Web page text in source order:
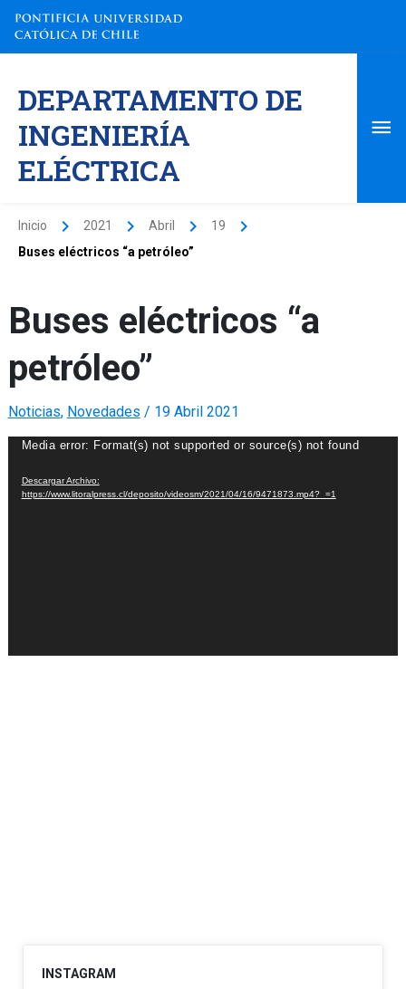
contenido
DEPARTAMENTO DE
INGENIERÍA
ELÉCTRICA
Inicio 2021 Abril
19
Buses eléctricos “a petróleo”
Buses eléctricos “a
petróleo”
Noticias, Novedades / 19 Abril 2021
Reproductor
Video
Media error: Format(s) not supported or source(s) not found
Descargar Archivo:
https://www.litoralpress.cl/deposito/videosm/2021/04/16/9471873.mp4?_=1
INSTAGRAM